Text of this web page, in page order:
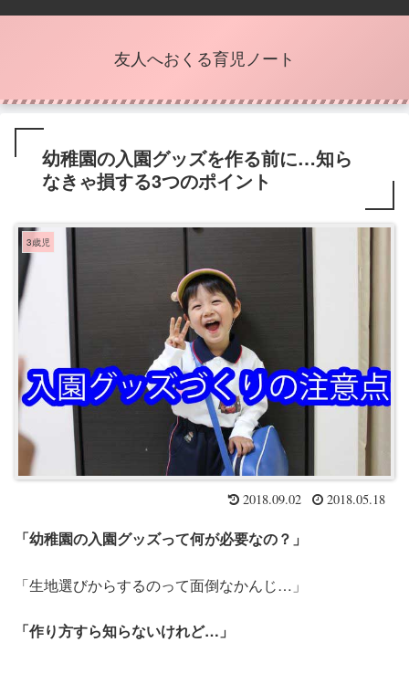
友人へおくる育児ノート
幼稚園の入園グッズを作る前に…知ら
なきゃ損する3つのポイント
3歳児
2018.09.02 2018.05.18
「幼稚園の入園グッズって何が必要なの？」
「生地選びからするのって面倒なかんじ…」
「作り方すら知らないけれど…」